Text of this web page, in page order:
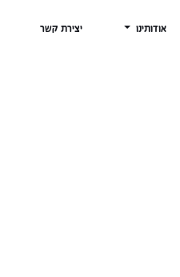
אודותינו יצירת קשר